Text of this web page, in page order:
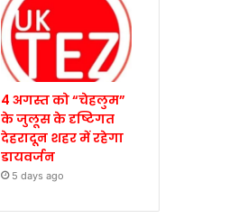
4 अगस्त को “चेहलुम”
के जुलूस के दृष्टिगत
देहरादून शहर में रहेगा
डायवर्जन
5 days ago